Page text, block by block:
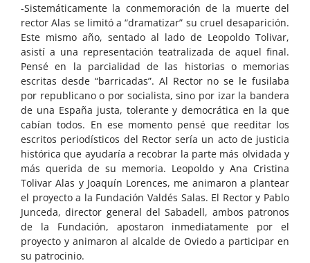
-Sistemáticamente la conmemoración de la muerte del
rector Alas se limitó a “dramatizar” su cruel desaparición.
Este mismo año, sentado al lado de Leopoldo Tolivar,
asistí a una representación teatralizada de aquel final.
Pensé en la parcialidad de las historias o memorias
escritas desde “barricadas”. Al Rector no se le fusilaba
por republicano o por socialista, sino por izar la bandera
de una España justa, tolerante y democrática en la que
cabían todos. En ese momento pensé que reeditar los
escritos periodísticos del Rector sería un acto de justicia
histórica que ayudaría a recobrar la parte más olvidada y
más querida de su memoria. Leopoldo y Ana Cristina
Tolivar Alas y Joaquín Lorences, me animaron a plantear
el proyecto a la Fundación Valdés Salas. El Rector y Pablo
Junceda, director general del Sabadell, ambos patronos
de la Fundación, apostaron inmediatamente por el
proyecto y animaron al alcalde de Oviedo a participar en
su patrocinio.